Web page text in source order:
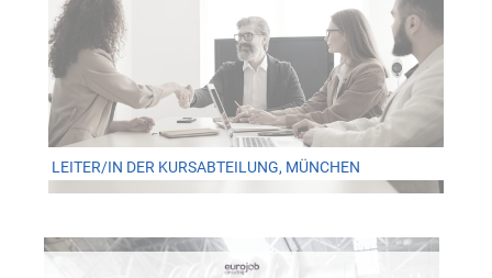
LEITER/IN DER KURSABTEILUNG, MÜNCHEN